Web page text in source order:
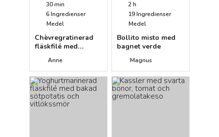
30 min
6Ingredienser
Medel
Chèvregratinerad
fläskfilé med
Anne
2 h
19Ingredienser
Medel
Bollito misto med
bagnet verde
Magnus